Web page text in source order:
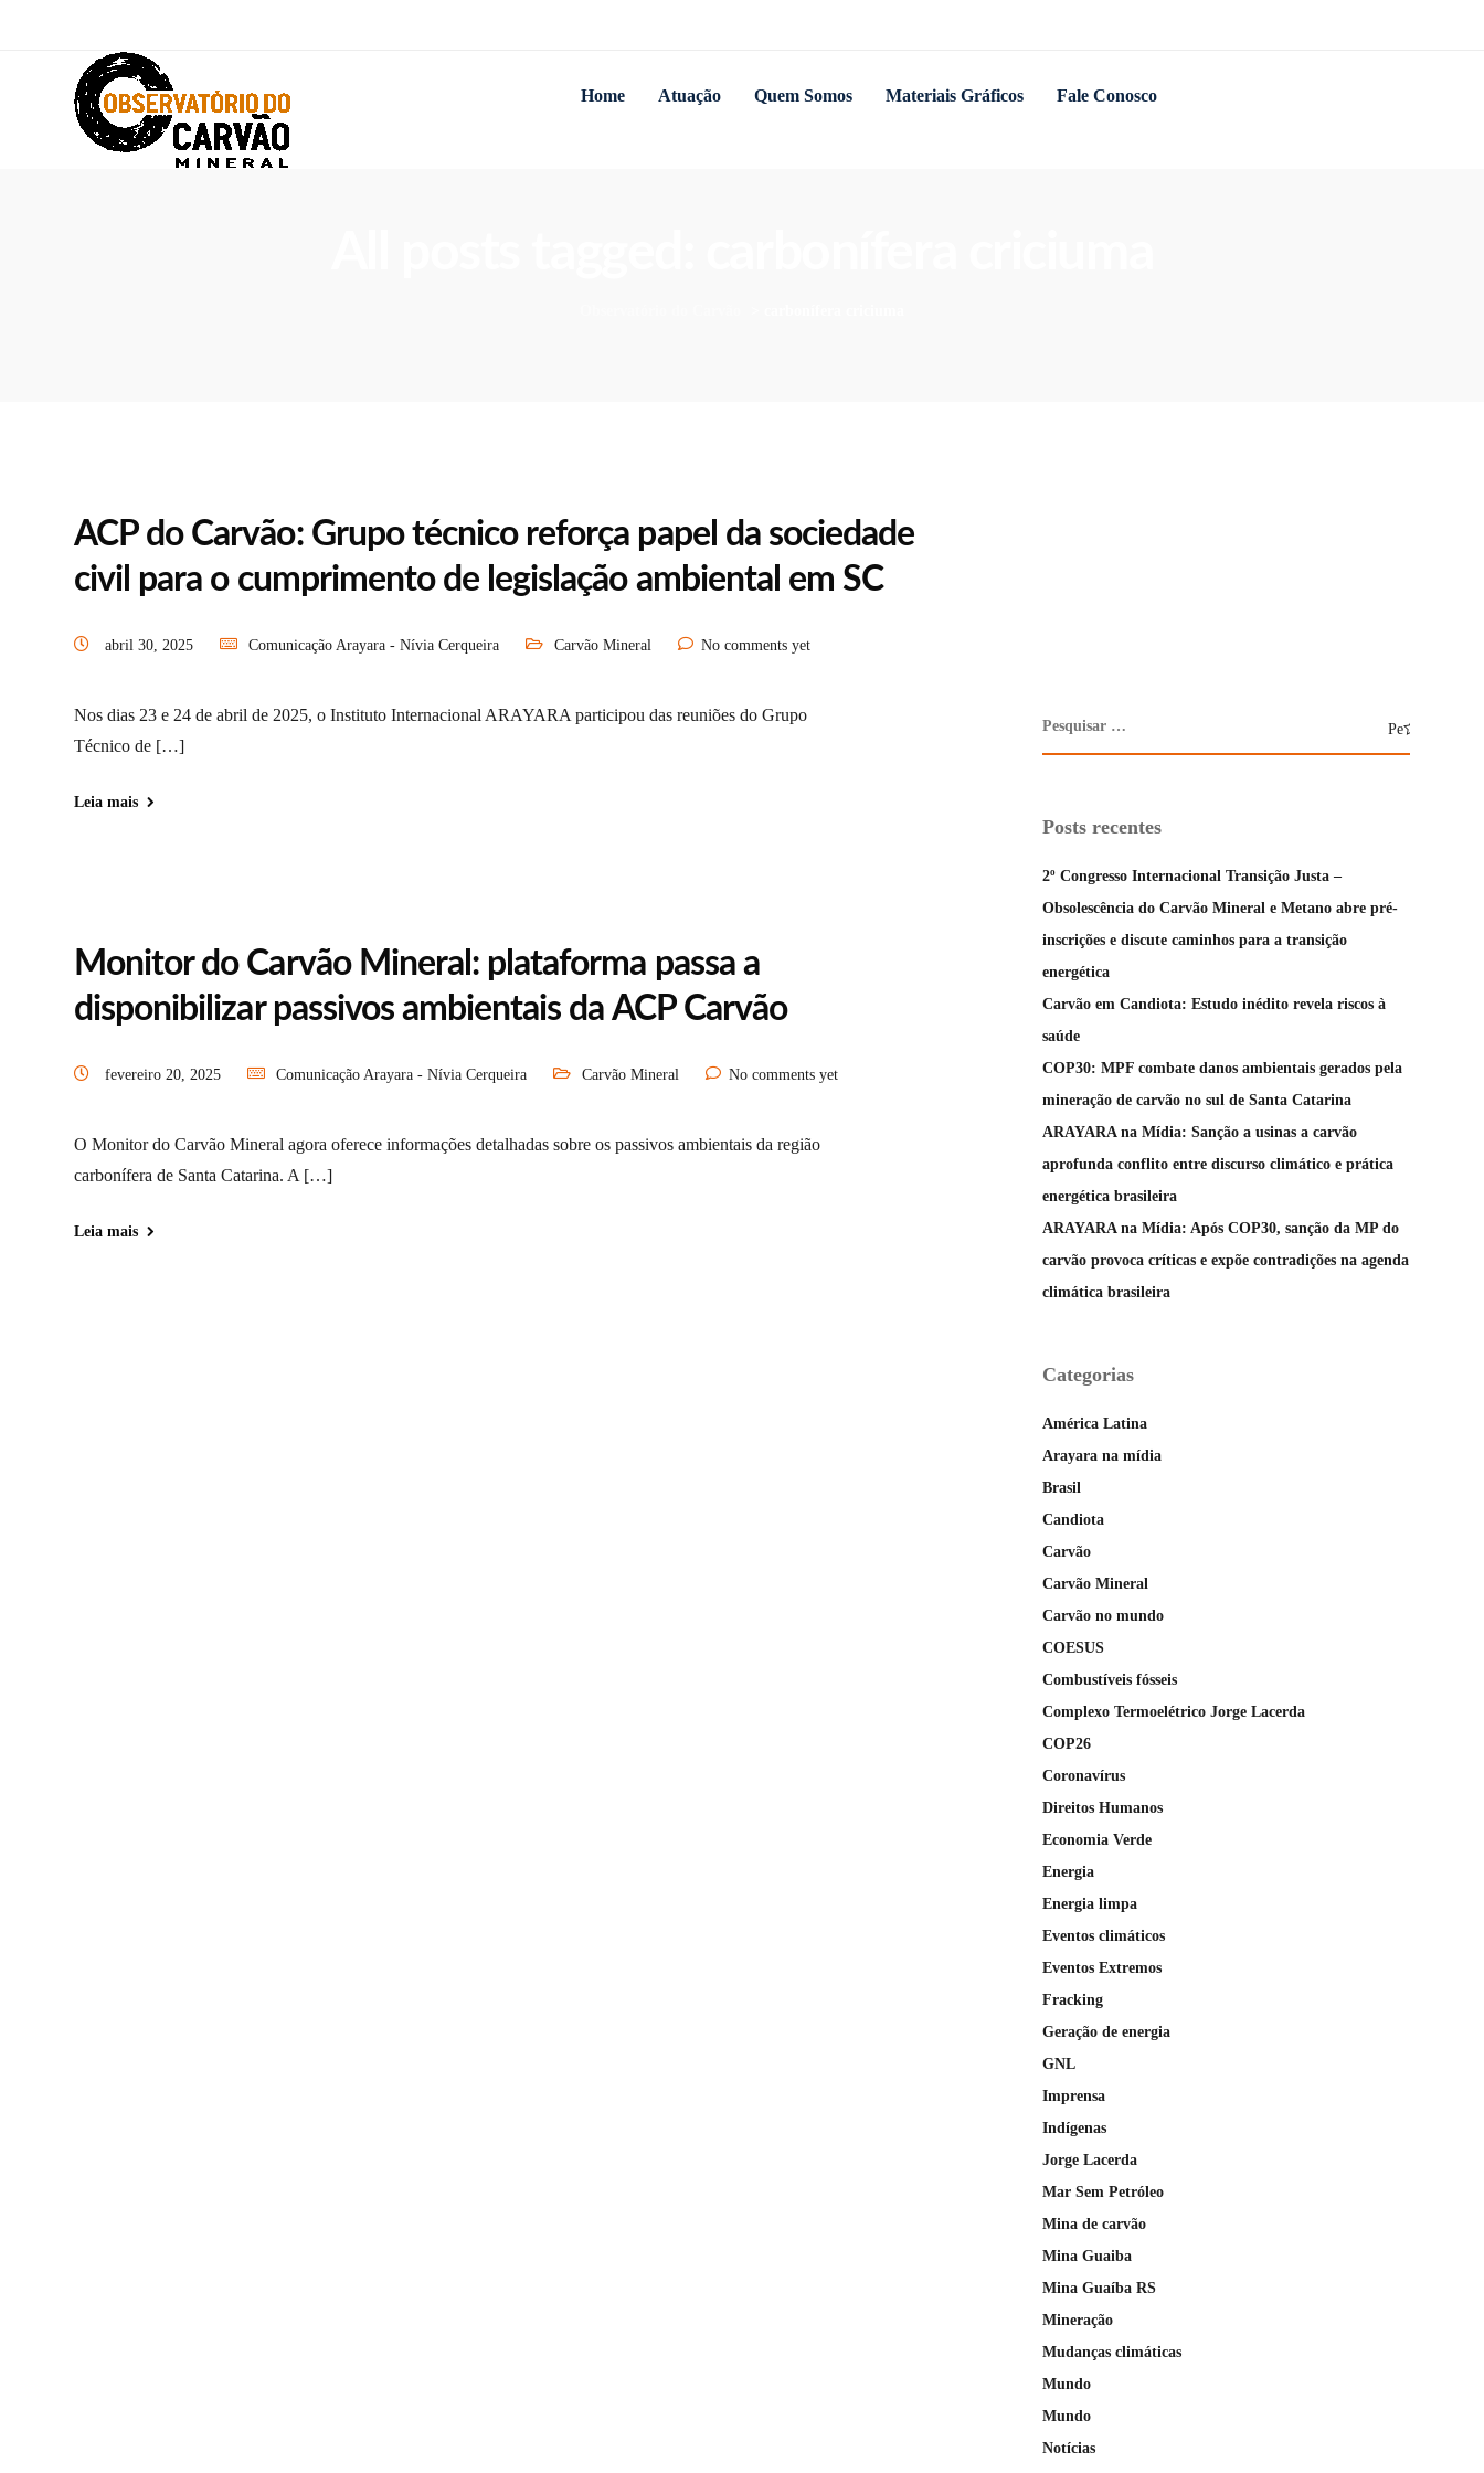
Home Atuação Quem Somos Materiais Gráficos Fale Conosco
ACP do Carvão: Grupo técnico reforça papel da sociedade
civil para o cumprimento de legislação ambiental em SC
abril 30, 2025 Comunicação Arayara - Nívia Cerqueira Carvão Mineral No comments yet
Nos dias 23 e 24 de abril de 2025, o Instituto Internacional ARAYARA participou das reuniões do Grupo
Técnico de […]
Leia mais
Monitor do Carvão Mineral: plataforma passa a
disponibilizar passivos ambientais da ACP Carvão
fevereiro 20, 2025 Comunicação Arayara - Nívia Cerqueira Carvão Mineral No comments yet
O Monitor do Carvão Mineral agora oferece informações detalhadas sobre os passivos ambientais da região
carbonífera de Santa Catarina. A […]
Leia mais
Posts recentes
2º Congresso Internacional Transição Justa –
Obsolescência do Carvão Mineral e Metano abre pré-
inscrições e discute caminhos para a transição
energética
Carvão em Candiota: Estudo inédito revela riscos à
saúde
COP30: MPF combate danos ambientais gerados pela
mineração de carvão no sul de Santa Catarina
ARAYARA na Mídia: Sanção a usinas a carvão
aprofunda conflito entre discurso climático e prática
energética brasileira
ARAYARA na Mídia: Após COP30, sanção da MP do
carvão provoca críticas e expõe contradições na agenda
climática brasileira
Categorias
América Latina
Arayara na mídia
Brasil
Candiota
Carvão
Carvão Mineral
Carvão no mundo
COESUS
Combustíveis fósseis
Complexo Termoelétrico Jorge Lacerda
COP26
Coronavírus
Direitos Humanos
Economia Verde
Energia
Energia limpa
Eventos climáticos
Eventos Extremos
Fracking
Geração de energia
GNL
Imprensa
Indígenas
Jorge Lacerda
Mar Sem Petróleo
Mina de carvão
Mina Guaiba
Mina Guaíba RS
Mineração
Mudanças climáticas
Mundo
Mundo
Notícias